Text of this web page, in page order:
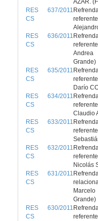
AZAR.
RES 637/2011
CS
RES 636/2011
CS
Grande)
RES 635/2011
CS
Darío
RES 634/2011
CS
Claudio
RES 633/2011
CS
RES 632/2011
CS
Nicolás
RES 631/2011
CS
Grande)
RES 630/2011
CS